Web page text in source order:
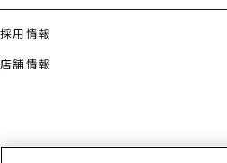
採用情報
店舗情報